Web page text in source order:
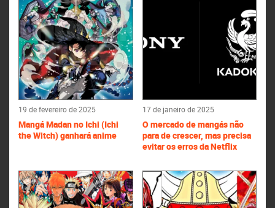
19 de fevereiro de 2025
Mangá Madan no Ichi (Ichi
the Witch) ganhará anime
17 de janeiro de 2025
O mercado de mangás não
para de crescer, mas precisa
evitar os erros da Netflix